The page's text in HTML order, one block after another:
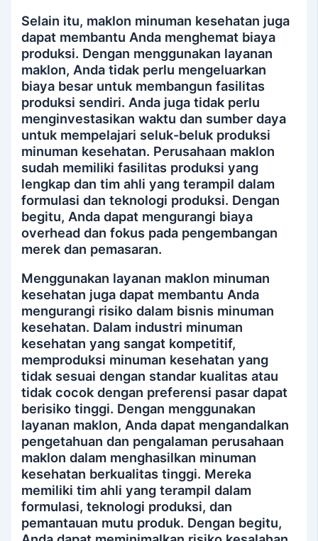
Selain itu, maklon minuman kesehatan juga
dapat membantu Anda menghemat biaya
produksi. Dengan menggunakan layanan
maklon, Anda tidak perlu mengeluarkan
biaya besar untuk membangun fasilitas
produksi sendiri. Anda juga tidak perlu
menginvestasikan waktu dan sumber daya
untuk mempelajari seluk-beluk produksi
minuman kesehatan. Perusahaan maklon
sudah memiliki fasilitas produksi yang
lengkap dan tim ahli yang terampil dalam
formulasi dan teknologi produksi. Dengan
begitu, Anda dapat mengurangi biaya
overhead dan fokus pada pengembangan
merek dan pemasaran.
Menggunakan layanan maklon minuman
kesehatan juga dapat membantu Anda
mengurangi risiko dalam bisnis minuman
kesehatan. Dalam industri minuman
kesehatan yang sangat kompetitif,
memproduksi minuman kesehatan yang
tidak sesuai dengan standar kualitas atau
tidak cocok dengan preferensi pasar dapat
berisiko tinggi. Dengan menggunakan
layanan maklon, Anda dapat mengandalkan
pengetahuan dan pengalaman perusahaan
maklon dalam menghasilkan minuman
kesehatan berkualitas tinggi. Mereka
memiliki tim ahli yang terampil dalam
formulasi, teknologi produksi, dan
pemantauan mutu produk. Dengan begitu,